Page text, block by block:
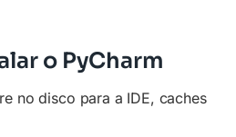
o PyCharm
no disco para a IDE, caches